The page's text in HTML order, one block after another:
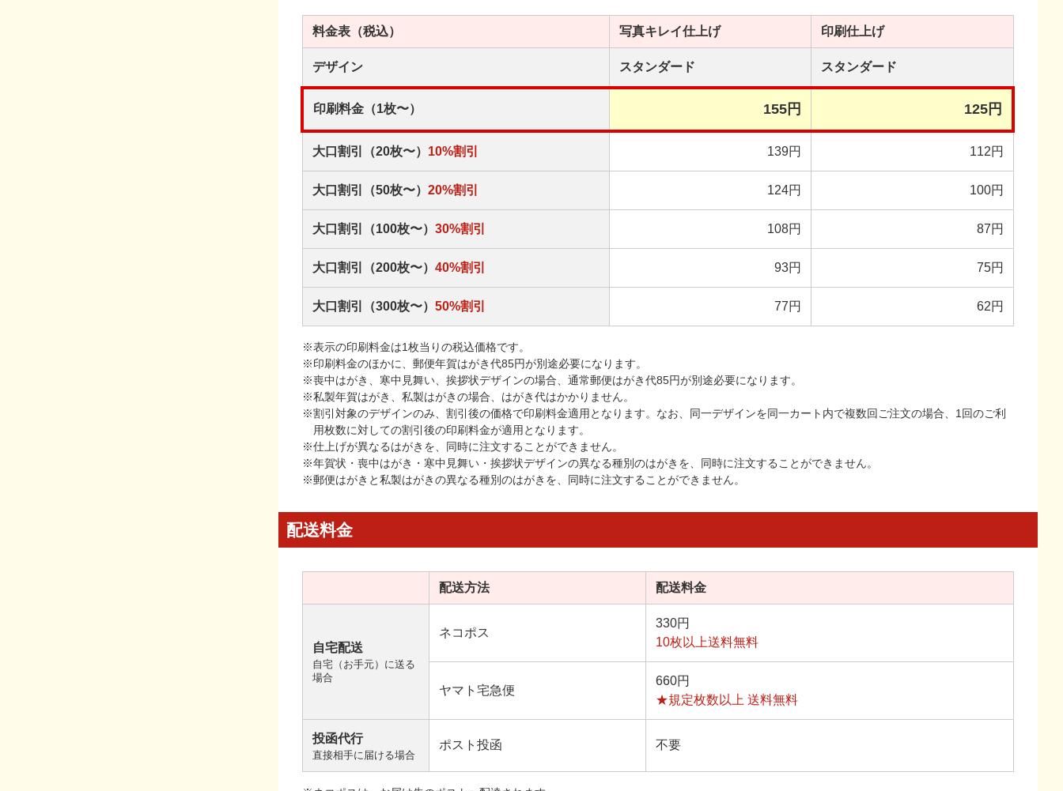
料金表 （税込） 写真キレイ仕上げ 印刷仕上げ
デザイン スタンダード スタンダード
印刷料金（1枚〜） 155円 125円
大口割引（20枚〜） 10%割引 139円 112円
大口割引（50枚〜） 20%割引 124円 100円
大口割引（100枚〜） 30%割引 108円 87円
大口割引（200枚〜） 40%割引 93円 75円
大口割引（300枚〜） 50%割引 77円 62円
※表示の印刷料金は1枚当りの税込価格です。
※印刷料金のほかに、郵便年賀はがき代85円が別途必要になります。
※喪中はがき、寒中見舞い、挨拶状デザインの場合、通常郵便はがき代85円が別途必要になります。
※私製年賀はがき、私製はがきの場合、はがき代はかかりません。
※割引対象のデザインのみ、割引後の価格で印刷料金適用となります。なお、同一デザインを同一カート内で複数回ご注文の場合、1回のご利
用枚数に対しての割引後の印刷料金が適用となります。
※仕上げが異なるはがきを、同時に注文することができません。
※年賀状・喪中はがき・寒中見舞い・挨拶状デザインの異なる種別のはがきを、同時に注文することができません。
※郵便はがきと私製はがきの異なる種別のはがきを、同時に注文することができません。
配送料金
配送方法 配送料金
自宅配送
自宅（お手元）に送る
場合
ネコポス
330円
10枚以上送料無料
ヤマト宅急便
660円
★規定枚数以上 送料無料
投函代行
直接相手に届ける場合
ポスト投函 不要